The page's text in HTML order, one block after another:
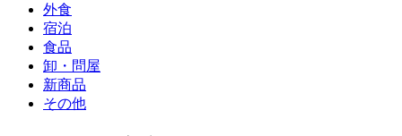
外食
宿泊
食品
卸・問屋
新商品
その他